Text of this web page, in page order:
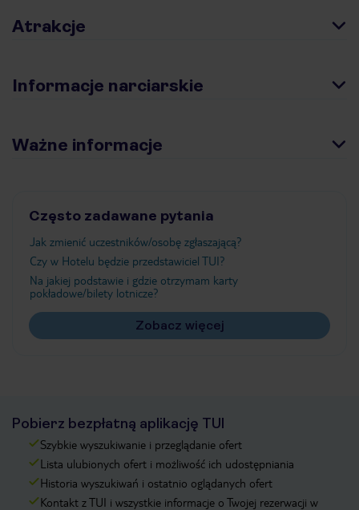
Atrakcje
Informacje narciarskie
Ważne informacje
Często zadawane pytania
Jak zmienić uczestników/osobę zgłaszającą?
Czy w Hotelu będzie przedstawiciel TUI?
Na jakiej podstawie i gdzie otrzymam karty
pokładowe/bilety lotnicze?
Zobacz więcej
Pobierz bezpłatną aplikację TUI
Szybkie wyszukiwanie i przeglądanie ofert
Lista ulubionych ofert i możliwość ich udostępniania
Historia wyszukiwań i ostatnio oglądanych ofert
Kontakt z TUI i wszystkie informacje o Twojej rezerwacji w